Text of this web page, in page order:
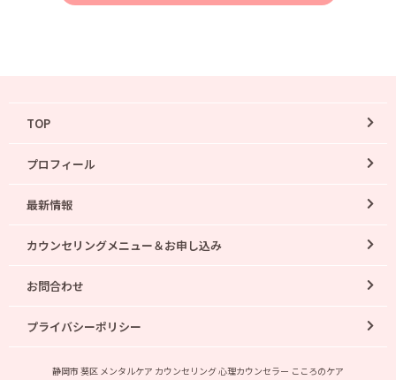
TOP
プロフィール
最新情報
カウンセリングメニュー＆お申し込み
お問合わせ
プライバシーポリシー
静岡市 葵区 メンタルケア カウンセリング 心理カウンセラー こころのケア